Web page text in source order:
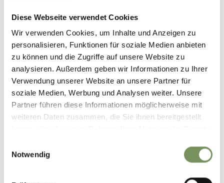
Diese Webseite verwendet Cookies
Wir verwenden Cookies, um Inhalte und Anzeigen zu
personalisieren, Funktionen für soziale Medien anbieten
zu können und die Zugriffe auf unsere Website zu
analysieren. Außerdem geben wir Informationen zu Ihrer
Verwendung unserer Website an unsere Partner für
soziale Medien, Werbung und Analysen weiter. Unsere
Partner führen diese Informationen möglicherweise mit
weiteren Daten zusammen, die Sie ihnen bereitgestellt
Notwendig